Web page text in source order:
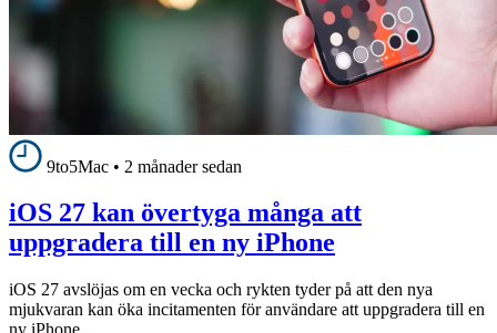
9to5Mac • 2 månader sedan
iOS 27 kan övertyga många att
uppgradera till en ny iPhone
iOS 27 avslöjas om en vecka och rykten tyder på att den nya
mjukvaran kan öka incitamenten för användare att uppgradera till en